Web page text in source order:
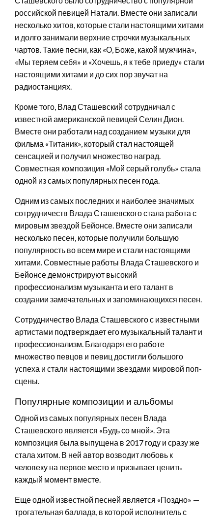
российской певицей Натали. Вместе они записали
несколько хитов, которые стали настоящими хитами
и долго занимали верхние строчки музыкальных
чартов. Такие песни, как «О, Боже, какой мужчина»,
«Мы теряем себя» и «Хочешь, я к тебе приеду» стали
настоящими хитами и до сих пор звучат на
радиостанциях.
Кроме того, Влад Сташевский сотрудничал с
известной американской певицей Селин Дион.
Вместе они работали над созданием музыки для
фильма «Титаник», который стал настоящей
сенсацией и получил множество наград.
Совместная композиция «Мой серый голубь» стала
одной из самых популярных песен года.
Одним из самых последних и наиболее значимых
сотрудничеств Влада Сташевского стала работа с
мировым звездой Бейонсе. Вместе они записали
несколько песен, которые получили большую
популярность во всем мире и стали настоящими
хитами. Совместные работы Влада Сташевского и
Бейонсе демонстрируют высокий
профессионализм музыканта и его талант в
создании замечательных и запоминающихся песен.
Сотрудничество Влада Сташевского с известными
артистами подтверждает его музыкальный талант и
профессионализм. Благодаря его работе
множество певцов и певиц достигли большого
успеха и стали настоящими звездами мировой поп-
сцены.
Популярные композиции и альбомы
Одной из самых популярных песен Влада
Сташевского является «Будь со мной». Эта
композиция была выпущена в 2017 году и сразу же
стала хитом. В ней автор возводит любовь к
человеку на первое место и призывает ценить
каждый момент вместе.
Еще одной известной песней является «Поздно» —
трогательная баллада, в которой исполнитель с